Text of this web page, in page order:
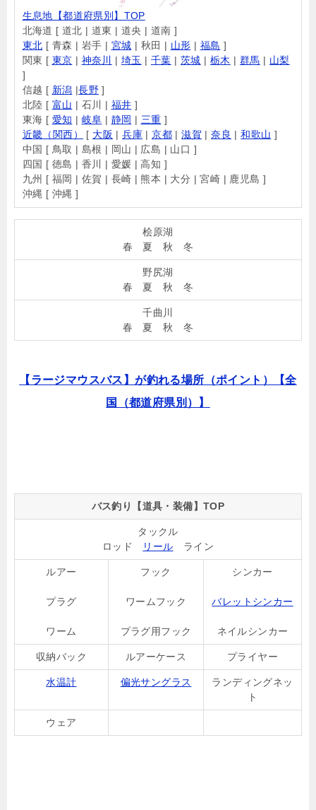
生息地【都道府県別】TOP
北海道 [ 道北 | 道東 | 道央 | 道南 ]
東北 [ 青森 | 岩手 | 宮城 | 秋田 | 山形 | 福島 ]
関東 [ 東京 | 神奈川 | 埼玉 | 千葉 | 茨城 | 栃木 | 群馬 | 山梨
]
信越 [ 新潟 |長野]
北陸 [ 富山 | 石川 | 福井 ]
東海 [ 愛知 | 岐阜 | 静岡 | 三重 ]
近畿（関西）
[ 大阪 |兵庫|京都|滋賀 |奈良 |和歌山 ]
中国 [ 鳥取 | 島根 | 岡山 | 広島 | 山口 ]
四国 [ 徳島 | 香川 | 愛媛 | 高知 ]
九州 [ 福岡 | 佐賀 | 長崎 | 熊本 | 大分 | 宮崎 | 鹿児島 ]
沖縄 [ 沖縄 ]
桧原湖
春 夏 秋 冬
野尻湖
春 夏 秋 冬
千曲川
春 夏 秋 冬
【ラージマウスバス】が釣れる場所（ポイント）【全
国（都道府県別）】
バス釣り【道具・装備】TOP
タックル
ロッド
リール ライン
ルアー
プラグ
ワーム
フック
ワームフック
プラグ用フック
シンカー
バレットシンカー
ネイルシンカー
収納バック ルアーケース プライヤー
水温計 偏光サングラス
ランディングネッ
ト
ウェア